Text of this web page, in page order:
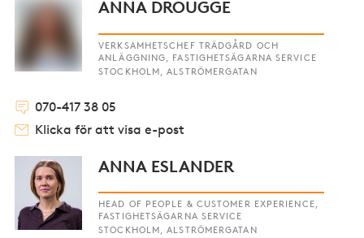
ANNA DROUGGE
VERKSAMHETSCHEF TRÄDGÅRD OCH
ANLÄGGNING, FASTIGHETSÄGARNA SERVICE
STOCKHOLM, ALSTRÖMERGATAN
070-417 38 05
Klicka för att visa e-post
ANNA ESLANDER
HEAD OF PEOPLE & CUSTOMER EXPERIENCE,
FASTIGHETSÄGARNA SERVICE
STOCKHOLM, ALSTRÖMERGATAN